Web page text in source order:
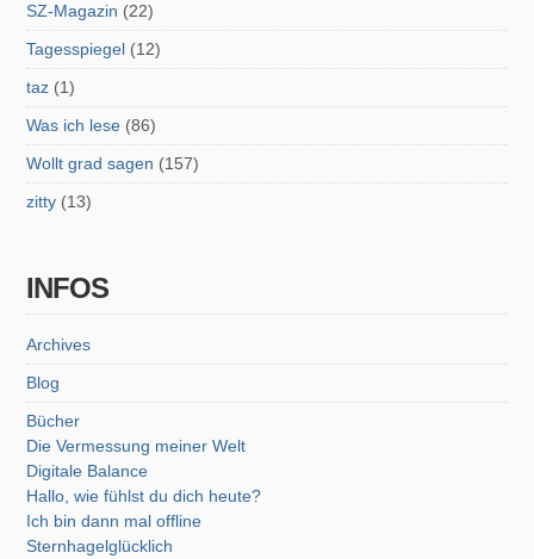
SZ-Magazin (22)
Tagesspiegel (12)
taz (1)
Was ich lese (86)
Wollt grad sagen (157)
zitty (13)
INFOS
Archives
Blog
Bücher
Die Vermessung meiner Welt
Digitale Balance
Hallo, wie fühlst du dich heute?
Ich bin dann mal offline
Sternhagelglücklich